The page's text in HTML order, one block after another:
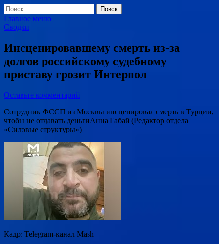
Найти:
Главное меню
Сводки
Инсценировавшему смерть из-за
долгов российскому судебному
приставу грозит Интерпол
Оставьте комментарий
Сотрудник ФССП из Москвы инсценировал смерть в Турции,
чтобы не отдавать деньгиАнна Габай (Редактор отдела
«Силовые структуры»)
Кадр: Telegram-канал Mash